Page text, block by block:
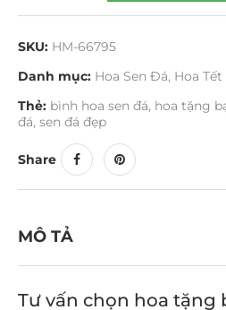
SKU: HM-66795
Danh mục: Hoa Sen Đá, Hoa Tết
Thẻ: bình hoa sen đá, hoa tặng
đá, sen đá đẹp
Share
MÔ TẢ
Tư vấn chọn hoa tặng